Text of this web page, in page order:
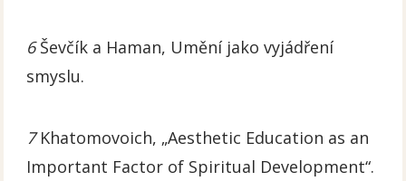
6Ševčík a Haman, Umění jako vyjádření
smyslu.
7Khatomovoich, „Aesthetic Education as an
Important Factor of Spiritual Development“.